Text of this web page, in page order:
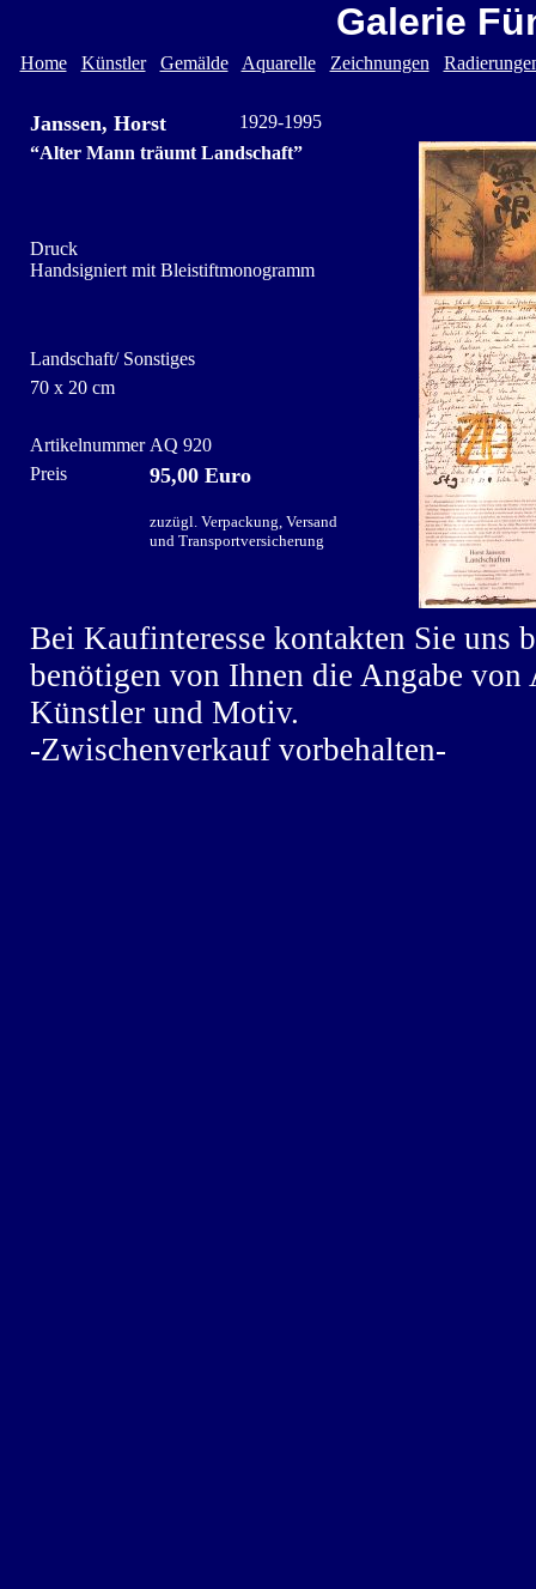
Galerie
Home Künstler Gemälde Aquarelle Zeichnungen
Janssen, Horst
1929-1995
“Alter Mann träumt Landschaft”
Druck
Handsigniert mit Bleistiftmonogramm
Landschaft/ Sonstiges
70 x 20 cm
Artikelnummer
Preis
AQ 920
95,00 Euro
zuzügl. Verpackung, Versand
und Transportversicherung
Bei Kaufinteresse kontakten Sie uns
benötigen von Ihnen die Angabe
Künstler und Motiv.
-Zwischenverkauf vorbehalten-